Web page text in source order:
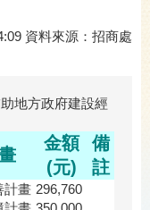
資料來源：招商處
地方政府建設經
金額
(元)
備
註
計畫 296,760